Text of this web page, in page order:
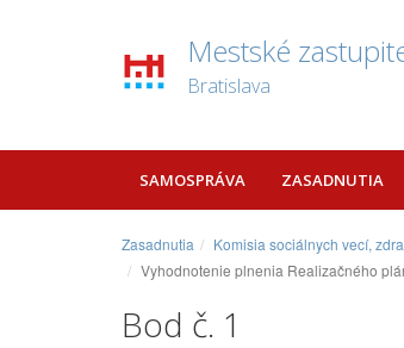
Mestské
Bratislava
SAMOSPRÁVA ZASADNUTIA
Zasadnutia
Komisia sociálnych vecí,
Vyhodnotenie plnenia Realizačného
Bod č. 1